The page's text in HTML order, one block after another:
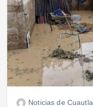
Noticias de Cuautla